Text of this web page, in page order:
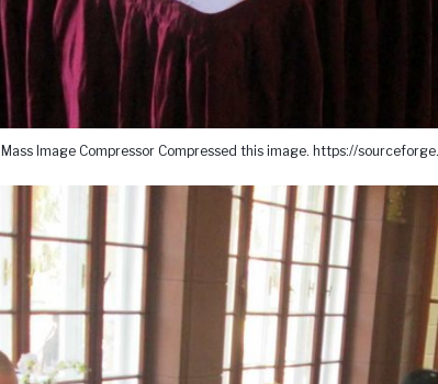
Mass Image Compressor Compressed this image. https://